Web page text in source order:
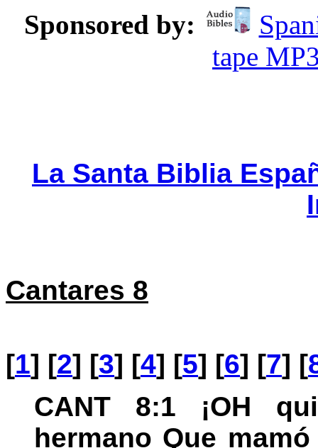
Sponsored by:
tape
La Santa Biblia
Cantares 8
[1] [2] [3] [4] [5] [6] [7] [
CANT 8:1 ¡OH
hermano Que